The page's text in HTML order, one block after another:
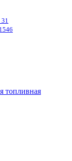
31
1546
топливная